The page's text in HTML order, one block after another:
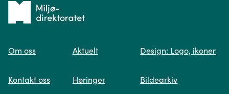
Spør oss
Tilbake
forsiden
Om oss
Kontakt oss
Aktuelt
Høringer
Design: Logo, ikoner
Bildearkiv